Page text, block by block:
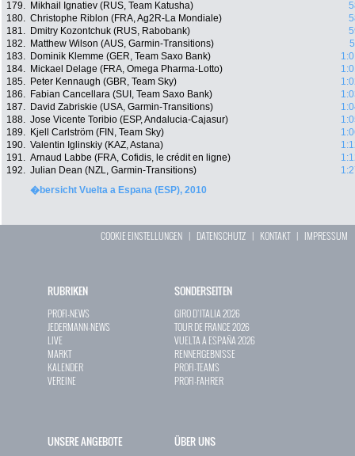
179.
Mikhail Ignatiev (RUS, Team Katusha)
180. Christophe Riblon (FRA, Ag2R-La Mondiale)
181.
Dmitry Kozontchuk (RUS, Rabobank)
182.
Matthew Wilson (AUS, Garmin-Transitions)
183.
Dominik Klemme (GER, Team Saxo Bank)
184.
Mickael Delage (FRA, Omega Pharma-Lotto)
185.
Peter Kennaugh (GBR, Team Sky)
186.
Fabian Cancellara (SUI, Team Saxo Bank)
187.
David Zabriskie (USA, Garmin-Transitions)
188. Jose Vicente Toribio (ESP, Andalucia-Cajasur)
189.
Kjell Carlström (FIN, Team Sky)
190. Valentin Iglinskiy (KAZ, Astana)
191. Arnaud Labbe (FRA, Cofidis, le crédit en ligne)
192. Julian Dean (NZL, Garmin-Transitions)
�bersicht Vuelta a Espana (ESP), 2010
COOKIE EINSTELLUNGEN | DATENSCHUTZ | KONTAKT| IMPRESSUM
RUBRIKEN
PROFI-NEWS
JEDERMANN-NEWS
LIVE
MARKT
KALENDER
VEREINE
SONDERSEITEN
GIRO D`ITALIA 2026
TOUR DE FRANCE 2026
VUELTA A ESPAÑA 2026
RENNERGEBNISSE
PROFI-TEAMS
PROFI-FAHRER
UNSERE ANGEBOTE ÜBER UNS